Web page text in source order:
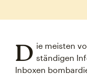
D ie meisten
ständigen
Inboxen